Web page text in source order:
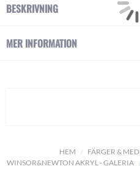
HEM FÄRGER &
WINSOR&NEWTON AKRYL - GALERIA
BESKRIVNING
MER INFORMATION